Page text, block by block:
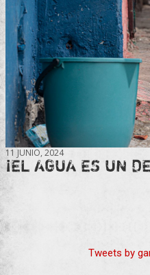
11 JUNIO, 2024
¡EL AGUA ES UN
Tweets by